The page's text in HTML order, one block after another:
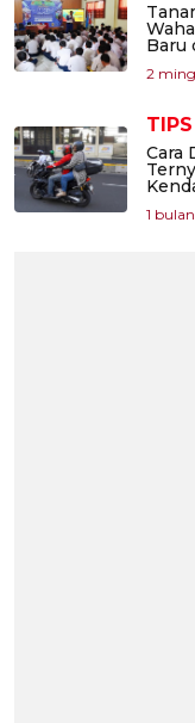
Baru
2
TIPS
Cara
1 bulan